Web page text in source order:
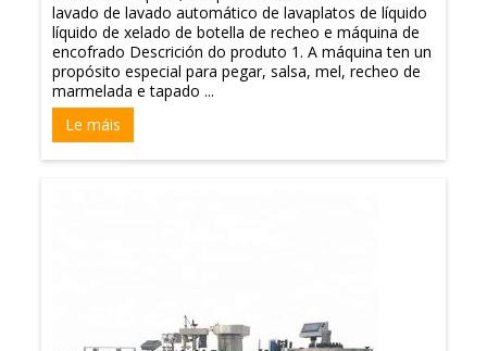
lavado de lavado automático de lavaplatos de líquido
líquido de xelado de botella de recheo e máquina de
encofrado Descrición do produto 1. A máquina ten un
propósito especial para pegar, salsa, mel, recheo de
marmelada e tapado ...
Le máis